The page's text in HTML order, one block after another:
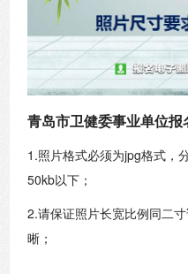
青岛市卫健委事业单位报
1.照片格式必须为jpg格式，
50kb以下；
2.请保证照片长宽比例同二
晰；